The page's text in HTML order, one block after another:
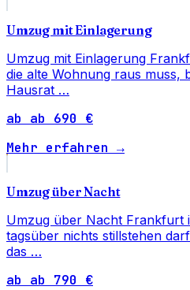
Umzug mit Einlagerung
Umzug mit Einlagerung
die alte Wohnung raus muss,
Hausrat …
ab ab 690 €
Mehr erfahren →
Umzug über Nacht
Umzug über Nacht Frankfurt
tagsüber nichts stillstehen
das …
ab ab 790 €